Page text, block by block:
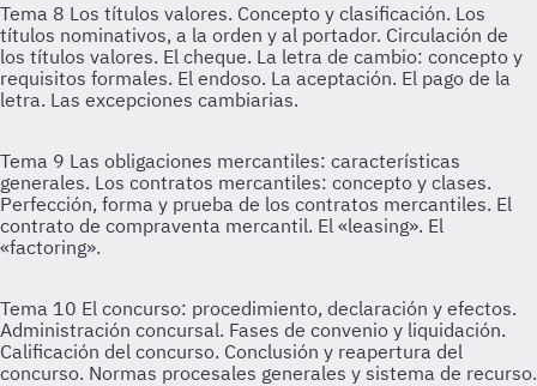
Tema 8 Los títulos valores. Concepto y clasificación. Los
títulos nominativos, a la orden y al portador. Circulación de
los títulos valores. El cheque. La letra de cambio: concepto y
requisitos formales. El endoso. La aceptación. El pago de la
letra. Las excepciones cambiarias.
Tema 9 Las obligaciones mercantiles: características
generales. Los contratos mercantiles: concepto y clases.
Perfección, forma y prueba de los contratos mercantiles. El
contrato de compraventa mercantil. El «leasing». El
«factoring».
Tema 10 El concurso: procedimiento, declaración y efectos.
Administración concursal. Fases de convenio y liquidación.
Calificación del concurso. Conclusión y reapertura del
concurso. Normas procesales generales y sistema de recurso.